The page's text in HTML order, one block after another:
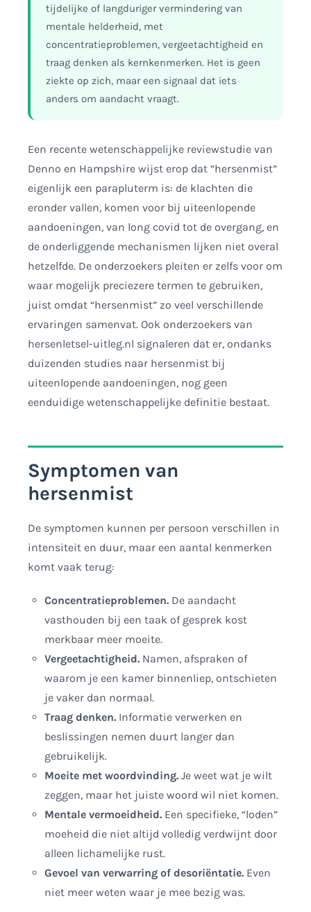
tijdelijke of langduriger vermindering van
mentale helderheid, met
concentratieproblemen, vergeetachtigheid en
traag denken als kernkenmerken. Het is geen
ziekte op zich, maar een signaal dat iets
anders om aandacht vraagt.
Een recente wetenschappelijke reviewstudie van
Denno en Hampshire wijst erop dat “hersenmist”
eigenlijk een parapluterm is: de klachten die
eronder vallen, komen voor bij uiteenlopende
aandoeningen, van long covid tot de overgang, en
de onderliggende mechanismen lijken niet overal
hetzelfde. De onderzoekers pleiten er zelfs voor om
waar mogelijk preciezere termen te gebruiken,
juist omdat “hersenmist” zo veel verschillende
ervaringen samenvat. Ook onderzoekers van
hersenletsel-uitleg.nl signaleren dat er, ondanks
duizenden studies naar hersenmist bij
uiteenlopende aandoeningen, nog geen
eenduidige wetenschappelijke definitie bestaat.
Symptomen van
hersenmist
De symptomen kunnen per persoon verschillen in
intensiteit en duur, maar een aantal kenmerken
komt vaak terug:
Concentratieproblemen. De aandacht
vasthouden bij een taak of gesprek kost
merkbaar meer moeite.
Vergeetachtigheid. Namen, afspraken of
waarom je een kamer binnenliep, ontschieten
je vaker dan normaal.
Traag denken. Informatie verwerken en
beslissingen nemen duurt langer dan
gebruikelijk.
Moeite met woordvinding. Je weet wat je wilt
zeggen, maar het juiste woord wil niet komen.
Mentale vermoeidheid. Een specifieke, “loden”
moeheid die niet altijd volledig verdwijnt door
alleen lichamelijke rust.
Gevoel van verwarring of desoriëntatie. Even
niet meer weten waar je mee bezig was.